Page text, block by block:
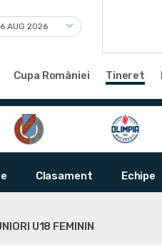
Cupa României Tineret
Clasament Echipe
U18 FEMININ